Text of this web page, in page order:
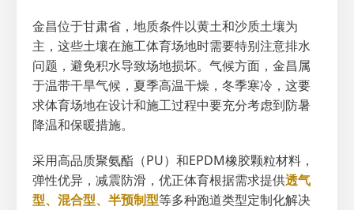
金昌位于甘肃省，地质条件以黄土和沙质土壤为
主，这些土壤在施工体育场地时需要特别注意排水
问题，避免积水导致场地损坏。气候方面，金昌属
于温带干旱气候，夏季高温干燥，冬季寒冷，这要
求体育场地在设计和施工过程中要充分考虑到防暑
降温和保暖措施。
采用高品质聚氨酯（PU）和EPDM橡胶颗粒材料，
弹性优异，减震防滑，优正体育根据需求提供透气
型、混合型、半预制型等多种跑道类型定制化解决